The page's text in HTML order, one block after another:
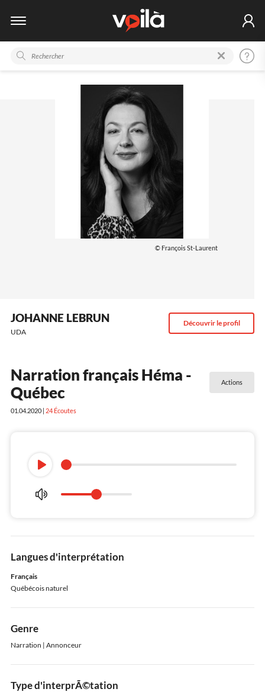
© François St-Laurent
JOHANNE LEBRUN
UDA
Découvrir le profil
Narration français Héma -
Québec
01.04.2020 | 24Écoutes
Actions
Langues d'interprétation
Français
Québécois naturel
Genre
Narration | Annonceur
Type d'interprÃ©tation